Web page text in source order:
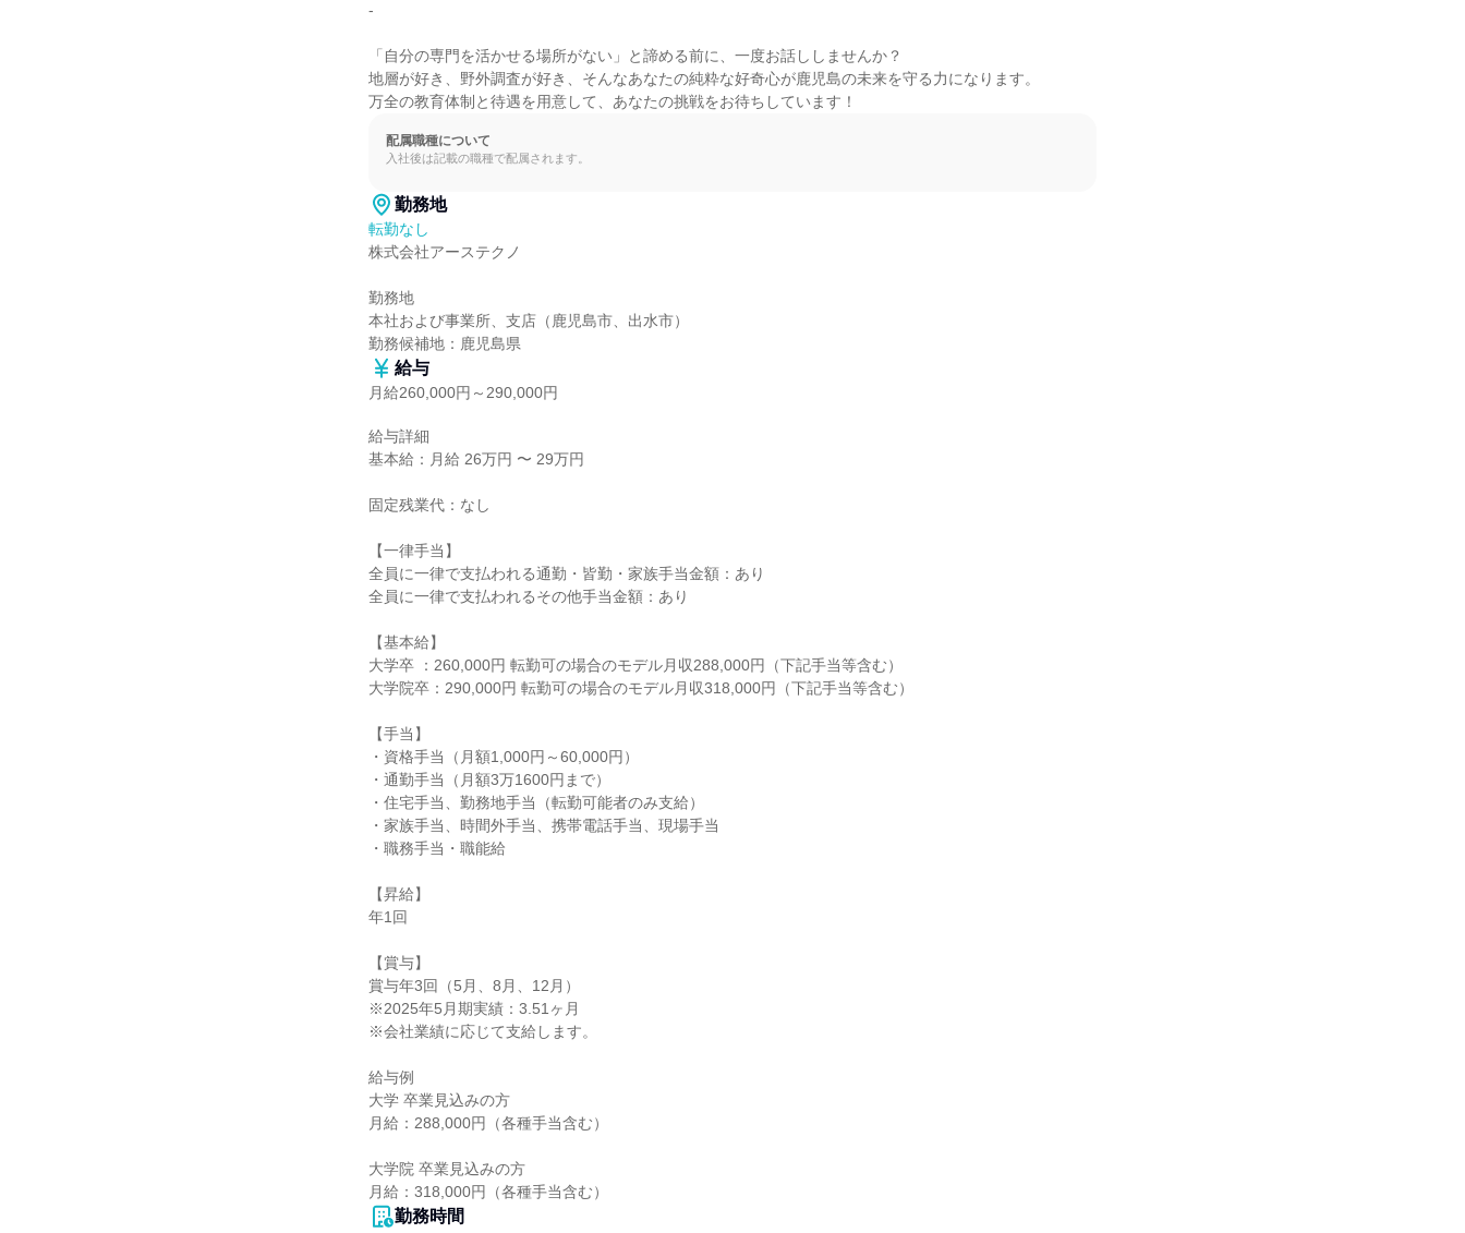
-
「自分の専門を活かせる場所がない」と諦める前に、一度お話ししませんか？
地層が好き、野外調査が好き、そんなあなたの純粋な好奇心が鹿児島の未来を守る力になります。
万全の教育体制と待遇を用意して、あなたの挑戦をお待ちしています！
配属職種について
入社後は記載の職種で配属されます。
勤務地
転勤なし
株式会社アーステクノ
勤務地
本社および事業所、支店（鹿児島市、出水市）
勤務候補地：鹿児島県
給与
月給260,000円～290,000円
給与詳細
基本給：月給 26万円 〜 29万円
固定残業代：なし
【一律手当】
全員に一律で支払われる通勤・皆勤・家族手当金額：あり
全員に一律で支払われるその他手当金額：あり
【基本給】
大学卒 ：260,000円 転勤可の場合のモデル月収288,000円（下記手当等含む）
大学院卒：290,000円 転勤可の場合のモデル月収318,000円（下記手当等含む）
【手当】
・資格手当（月額1,000円～60,000円）
・通勤手当（月額3万1600円まで）
・住宅手当、勤務地手当（転勤可能者のみ支給）
・家族手当、時間外手当、携帯電話手当、現場手当
・職務手当・職能給
【昇給】
年1回
【賞与】
賞与年3回（5月、8月、12月）
※2025年5月期実績：3.51ヶ月
※会社業績に応じて支給します。
給与例
大学 卒業見込みの方
月給：288,000円（各種手当含む）
大学院 卒業見込みの方
月給：318,000円（各種手当含む）
勤務時間